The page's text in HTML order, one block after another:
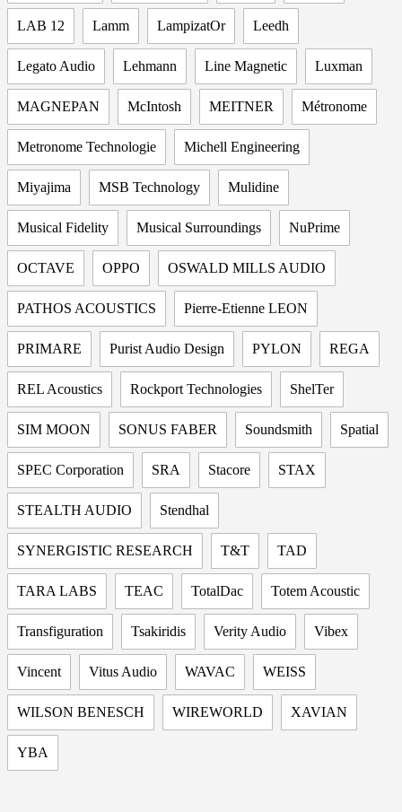
LAB 12 Lamm LampizatOr Leedh
Legato Audio Lehmann Line Magnetic Luxman
MAGNEPAN McIntosh MEITNER Métronome
Metronome Technologie Michell Engineering
Miyajima MSB Technology Mulidine
Musical Fidelity Musical Surroundings NuPrime
OCTAVE OPPO OSWALD MILLS AUDIO
PATHOS ACOUSTICS Pierre-Etienne LEON
PRIMARE Purist Audio Design PYLON REGA
REL Acoustics Rockport Technologies ShelTer
SIM MOON SONUS FABER Soundsmith Spatial
SPEC Corporation SRA Stacore STAX
STEALTH AUDIO Stendhal
SYNERGISTIC RESEARCH T&T TAD
TARA LABS TEAC TotalDac Totem Acoustic
Transfiguration Tsakiridis Verity Audio Vibex
Vincent Vitus Audio WAVAC WEISS
WILSON BENESCH WIREWORLD XAVIAN
YBA